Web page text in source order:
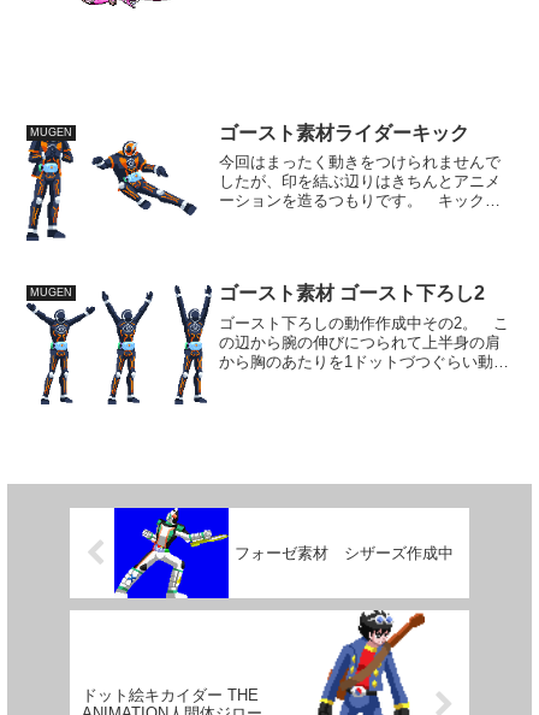
MUGEN ゴースト素材ライダーキック
今回はまったく動きをつけられませんで
したが、印を結ぶ辺りはきちんとアニメ
ーションを造るつもりです。 キック自
MUGEN ゴースト素材 ゴースト下ろし2
ゴースト下ろしの動作作成中その2。 こ
の辺から腕の伸びにつられて上半身の肩
から胸のあたりを1ドットづつぐらい動か
フォーゼ素材 シザーズ作成中
ドット絵キカイダー THE